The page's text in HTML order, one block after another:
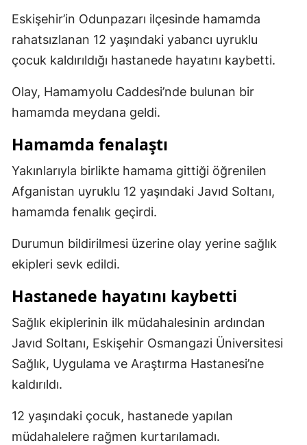
Giresun
Gümüşhane
Hakkari
Hatay
Isparta
Mersin
İstanbul
Kırklareli
Kırşehir
Konya
Eskişehir’in Odunpazarı ilçesinde hamamda
rahatsızlanan 12 yaşındaki yabancı uyruklu
çocuk kaldırıldığı hastanede hayatını kaybetti.
Olay, Hamamyolu Caddesi’nde bulunan bir
hamamda meydana geldi.
Hamamda fenalaştı
Yakınlarıyla birlikte hamama gittiği öğrenilen
Afganistan uyruklu 12 yaşındaki Javıd Soltanı,
hamamda fenalık geçirdi.
Durumun bildirilmesi üzerine olay yerine sağlık
ekipleri sevk edildi.
Hastanede hayatını kaybetti
Sağlık ekiplerinin ilk müdahalesinin ardından
Javıd Soltanı, Eskişehir Osmangazi Üniversitesi
Sağlık, Uygulama ve Araştırma Hastanesi’ne
kaldırıldı.
12 yaşındaki çocuk, hastanede yapılan
müdahalelere rağmen kurtarılamadı.